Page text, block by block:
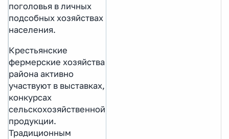
поголовья в личных
подсобных хозяйствах
населения.
Крестьянские
фермерские хозяйства
района активно
участвуют в выставках,
конкурсах
сельскохозяйственной
продукции.
Традиционным